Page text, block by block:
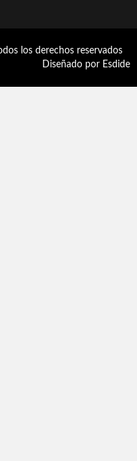
los derechos reservados
Diseñado por Esdide